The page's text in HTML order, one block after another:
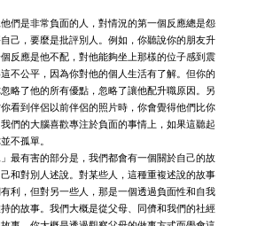
們是非常負面的人，對情況的第一個反應總是怨
己，要麼是批評別人。例如，你聽說你的朋友升
反應是他不配，對他能夠坐上那樣的位子感到震
不公平，因為你對他的個人生活有了解。但你的
略了他的所有優點，忽略了讓他配升職原因。另
看到伴侶以前伴侶的照片時，你會覺得他們比你
們的大腦喜歡專注於負面的事情上，如果這聽起
不孤單。
最有害的部分是，我們都會有一個關於自己的故
和對別人述說。對某些人，這種重複述說的故事
利，但對另一些人，那是一個透過負面性和自我
的故事。我們大概是從父母、同儕和我們的社經